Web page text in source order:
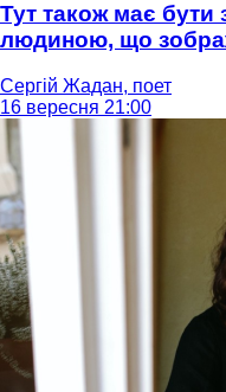
Тут також має бути
людиною, що
Сергій Жадан, поет
16 вересня 21:00